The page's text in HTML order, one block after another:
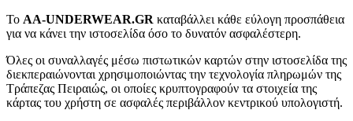
Το AA-UNDERWEAR.GR καταβάλλει κάθε εύλογη προσπάθεια
για να κάνει την ιστοσελίδα όσο το δυνατόν ασφαλέστερη.
Όλες οι συναλλαγές μέσω πιστωτικών καρτών στην ιστοσελίδα της
διεκπεραιώνονται χρησιμοποιώντας την τεχνολογία πληρωμών της
Τράπεζας Πειραιώς, οι οποίες κρυπτογραφούν τα στοιχεία της
κάρτας του χρήστη σε ασφαλές περιβάλλον κεντρικού υπολογιστή.